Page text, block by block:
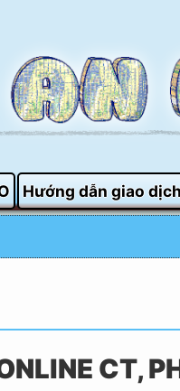
Hướng dẫn giao
CT,